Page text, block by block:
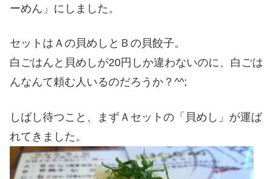
ーめん」にしました。
セットはＡの貝めしとＢの貝餃子。
白ごはんと貝めしが20円しか違わないのに、白ごは
んなんて頼む人いるのだろうか？^^;
しばし待つこと、まずＡセットの「貝めし」が運ば
れてきました。